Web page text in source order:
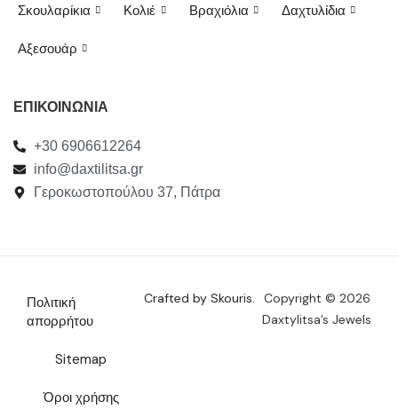
Σκουλαρίκια Κολιέ Βραχιόλια Δαχτυλίδια
Αξεσουάρ
ΕΠΙΚΟΙΝΩΝΙΑ
+30 6906612264
info@daxtilitsa.gr
Γεροκωστοπούλου 37, Πάτρα
Πολιτική
απορρήτου
Sitemap
Όροι χρήσης
Crafted by Skouris.
Copyright © 2026
Daxtylitsa’s Jewels